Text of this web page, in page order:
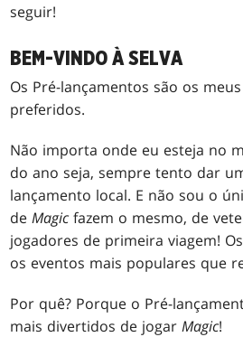
seguir!
BEM-VINDO À SELVA
Os Pré-lançamentos são os
preferidos.
Não importa onde eu esteja no
do ano seja, sempre tento dar
lançamento local. E não sou o
deMagic fazem o mesmo, de
jogadores de primeira viagem!
os eventos mais populares que
Por quê? Porque o Pré-
mais divertidos de jogarMagic!